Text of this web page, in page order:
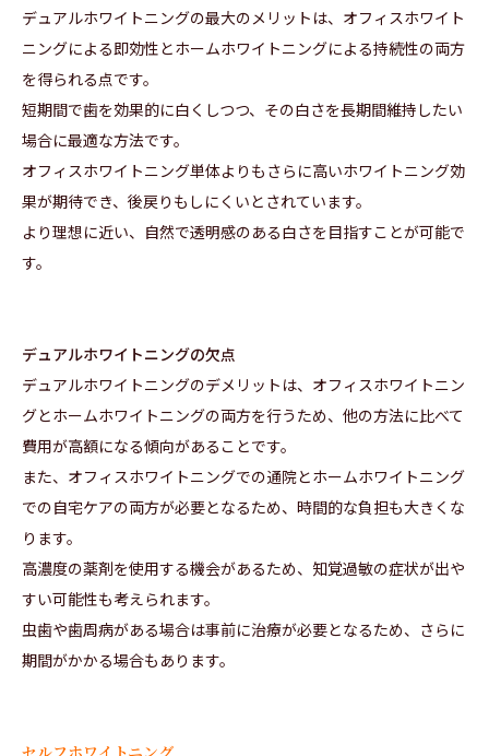
デュアルホワイトニングの最大のメリットは、オフィスホワイト
ニングによる即効性とホームホワイトニングによる持続性の両方
を得られる点です。
短期間で歯を効果的に白くしつつ、その白さを長期間維持したい
場合に最適な方法です。
オフィスホワイトニング単体よりもさらに高いホワイトニング効
果が期待でき、後戻りもしにくいとされています。
より理想に近い、自然で透明感のある白さを目指すことが可能で
す。
デュアルホワイトニングの欠点
デュアルホワイトニングのデメリットは、オフィスホワイトニン
グとホームホワイトニングの両方を行うため、他の方法に比べて
費用が高額になる傾向があることです。
また、オフィスホワイトニングでの通院とホームホワイトニング
での自宅ケアの両方が必要となるため、時間的な負担も大きくな
ります。
高濃度の薬剤を使用する機会があるため、知覚過敏の症状が出や
すい可能性も考えられます。
虫歯や歯周病がある場合は事前に治療が必要となるため、さらに
期間がかかる場合もあります。